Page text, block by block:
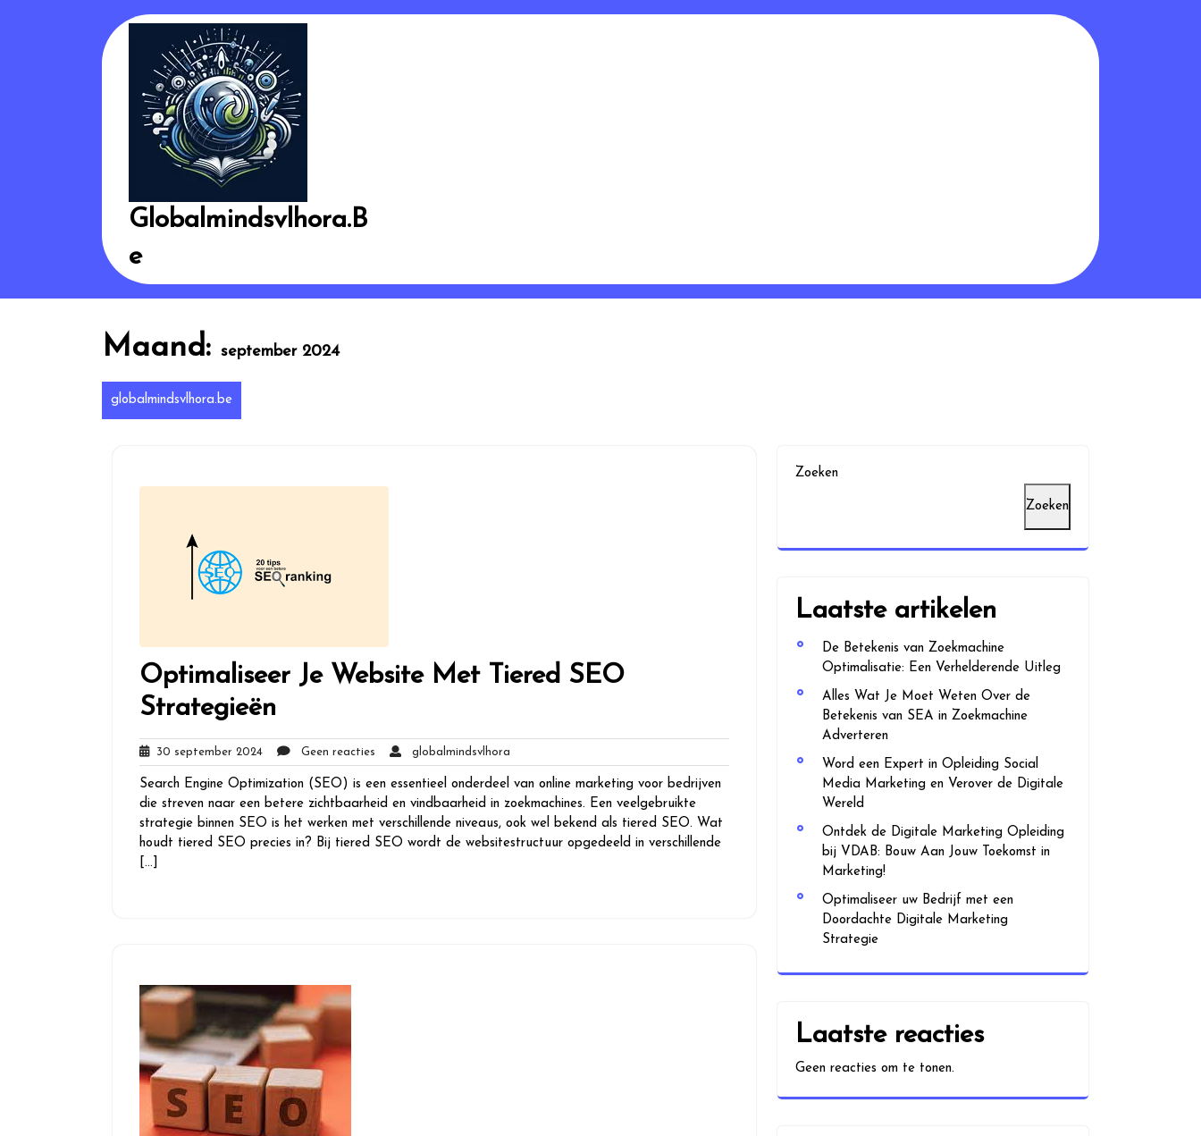
Globalmindsvlhora.b
E
Maand: september 2024
globalmindsvlhora.be
Optimaliseer Je Website Met Tiered SEO
Strategieën
30 september 202430
september
2024
Geen reacties Geen
reacties
globalmindsvlhora
Search Engine Optimization (SEO) is een essentieel onderdeel van online marketing voor bedrijven
die streven naar een betere zichtbaarheid en vindbaarheid in zoekmachines. Een veelgebruikte
strategie binnen SEO is het werken met verschillende niveaus, ook wel bekend als tiered SEO. Wat
houdt tiered SEO precies in? Bij tiered SEO wordt de websitestructuur opgedeeld in verschillende
[…]
Zoeken
Zoeken
Laatste artikelen
De Betekenis van Zoekmachine
Optimalisatie: Een Verhelderende Uitleg
Alles Wat Je Moet Weten Over de
Betekenis van SEA in Zoekmachine
Adverteren
Word een Expert in Opleiding Social
Media Marketing en Verover de Digitale
Wereld
Ontdek de Digitale Marketing Opleiding
bij VDAB: Bouw Aan Jouw Toekomst in
Marketing!
Optimaliseer uw Bedrijf met een
Doordachte Digitale Marketing
Strategie
Laatste reacties
Geen reacties om te tonen.